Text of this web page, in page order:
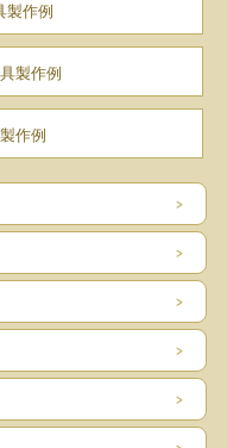
も
心に
材。
製作例
製作例
作例